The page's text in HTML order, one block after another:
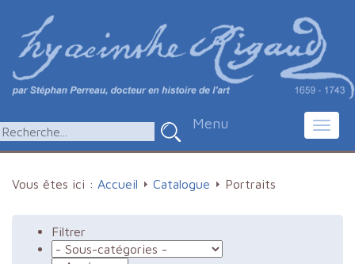
Menu
Vous êtes ici : Accueil Catalogue Portraits
Filtrer